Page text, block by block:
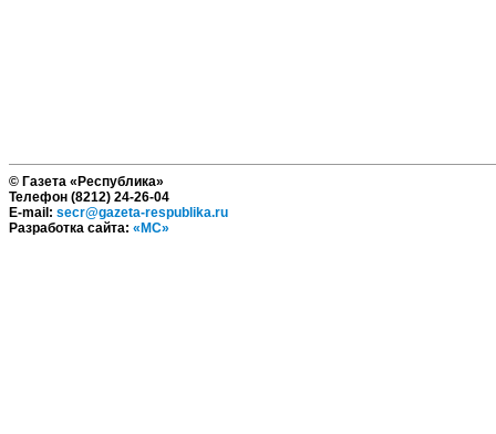
© Газета «Республика»
Телефон (8212) 24-26-04
E-mail: secr@gazeta-respublika.ru
Разработка сайта: «МС»